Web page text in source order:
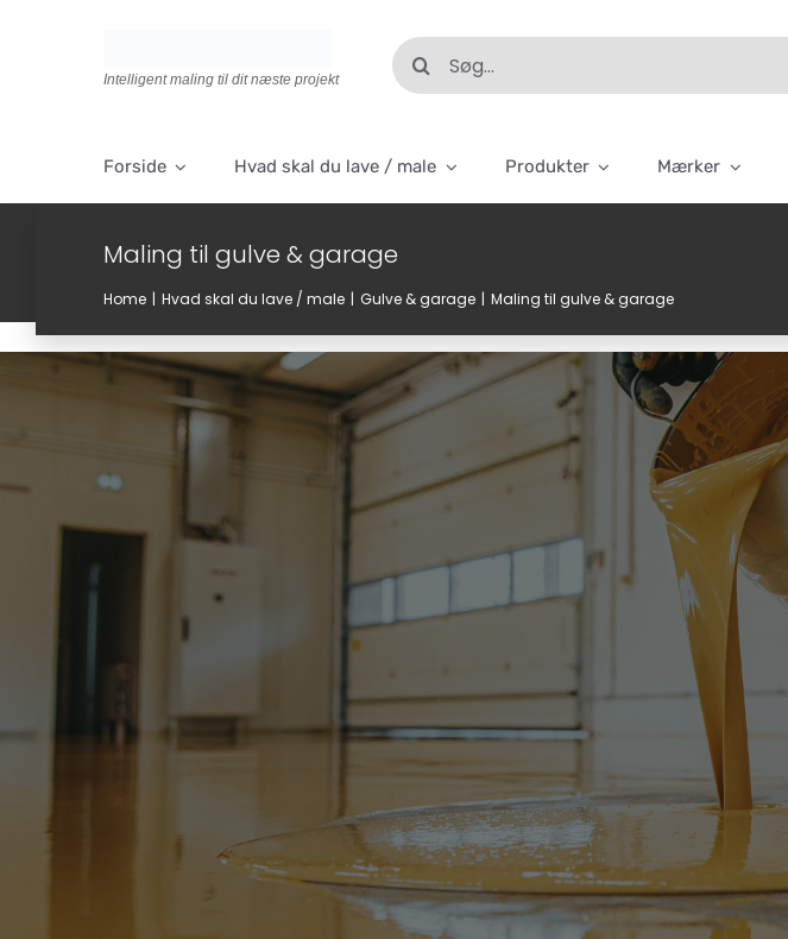
Intelligent maling til dit næste projekt
Søg
efter:
Forside Hvad skal du lave / male Produkter Mærker
Maling til gulve & garage
Home Hvad skal du lave / male Gulve & garage Maling til gulve & garage
Disse cookies